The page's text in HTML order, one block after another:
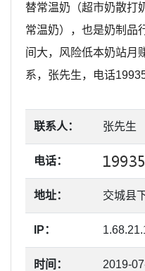
替常温奶（超市奶散打
常温奶），也是奶制品
间大，风险低本奶站月
系，张先生，电话
联系人： 张先生
电话：
地址： 交城县
IP：
时间： 2019-